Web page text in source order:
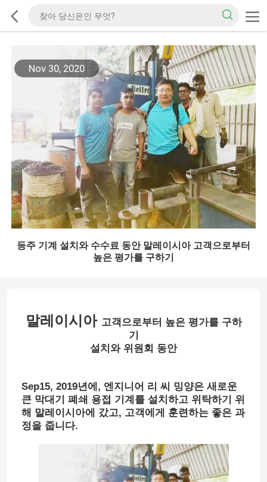
Nov 30, 2020
등주 기계 설치와 수수료 동안 말레이시아 고객으로부터
높은 평가를 구하기
말레이시아 고객으로부터 높은 평가를 구하
기
설치와 위원회 동안
Sep15, 2019년에, 엔지니어 리 씨 밍양은 새로운
큰 막대기 폐쇄 용접 기계를 설치하고 위탁하기 위
해 말레이시아에 갔고, 고객에게 훈련하는 좋은 과
정을 줍니다.